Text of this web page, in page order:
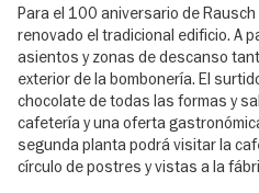
Para el 100 aniversario de
renovado el tradicional edificio. A
asientos y zonas de descanso
exterior de la bombonería. El
chocolate de todas las formas y
cafetería y una oferta
segunda planta podrá visitar la
círculo de postres y vistas a la